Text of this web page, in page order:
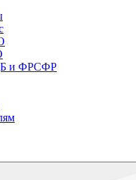
и ФРСФР